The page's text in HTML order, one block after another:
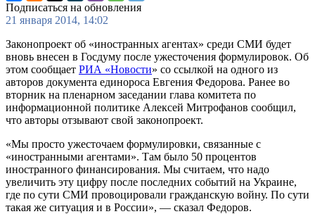
Подписаться на обновления
21 января 2014, 14:02
Законопроект об «иностранных агентах» среди СМИ будет
вновь внесен в Госдуму после ужесточения формулировок. Об
этом сообщает РИА «Новости» со ссылкой на одного из
авторов документа единороса Евгения Федорова. Ранее во
вторник на пленарном заседании глава комитета по
информационной политике Алексей Митрофанов сообщил,
что авторы отзывают свой законопроект.
«Мы просто ужесточаем формулировки, связанные с
«иностранными агентами». Там было 50 процентов
иностранного финансирования. Мы считаем, что надо
увеличить эту цифру после последних событий на Украине,
где по сути СМИ провоцировали гражданскую войну. По сути
такая же ситуация и в России», — сказал Федоров.